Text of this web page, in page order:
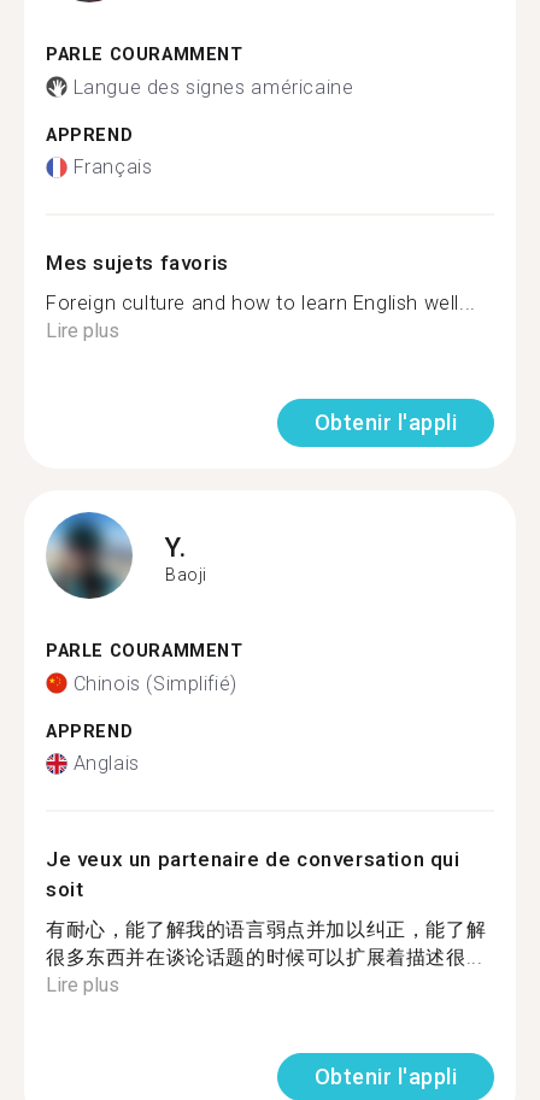
PARLE COURAMMENT
Langue des signes américaine
APPREND
Français
Mes sujets favoris
Foreign culture and how to learn English well...
Lire plus
Obtenir l'appli
Y.
Baoji
PARLE COURAMMENT
Chinois (Simplifié)
APPREND
Anglais
Je veux un partenaire de conversation qui
soit
有耐心，能了解我的语言弱点并加以纠正，能了解
很多东西并在谈论话题的时候可以扩展着描述很...
Lire plus
Obtenir l'appli